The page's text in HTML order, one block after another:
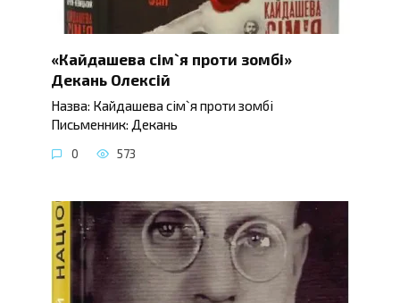
«Кайдашева сім`я проти зомбі»
Декань Олексій
Назва: Кайдашева сім`я проти зомбі
Письменник: Декань
0 573